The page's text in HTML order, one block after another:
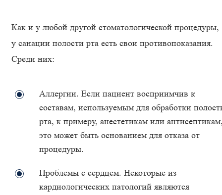
Как и у любой другой стоматологической процедуры,
у санации полости рта есть свои противопоказания.
Среди них:
Аллергии. Если пациент восприимчив к
составам, используемым для обработки
рта, к примеру, анестетикам или
это может быть основанием для отказа от
процедуры.
Проблемы с сердцем. Некоторые из
кардиологических патологий являются